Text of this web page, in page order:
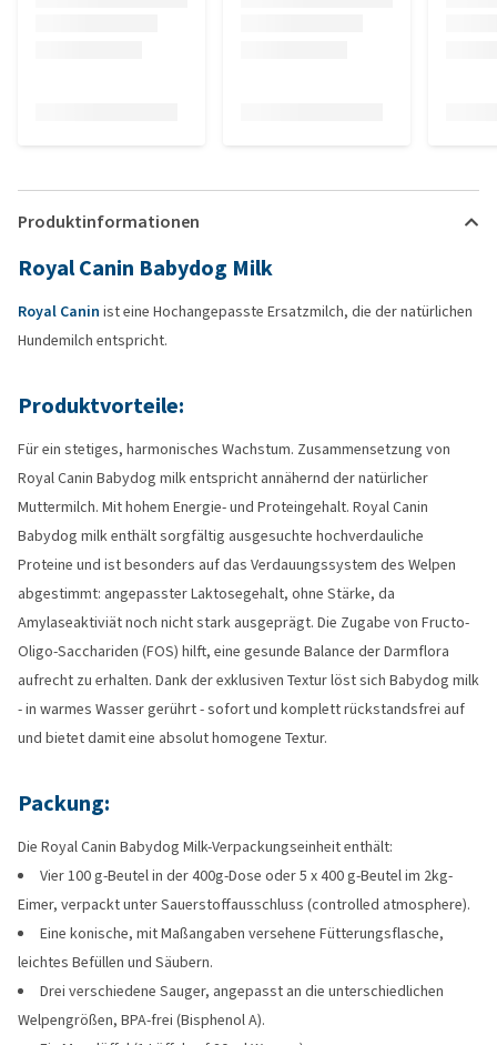
Produktinformationen
Royal Canin Babydog Milk
Royal Canin ist eine Hochangepasste Ersatzmilch, die der natürlichen
Hundemilch entspricht.
Produktvorteile:
Für ein stetiges, harmonisches Wachstum. Zusammensetzung von
Royal Canin Babydog milk entspricht annähernd der natürlicher
Muttermilch. Mit hohem Energie- und Proteingehalt. Royal Canin
Babydog milk enthält sorgfältig ausgesuchte hochverdauliche
Proteine und ist besonders auf das Verdauungssystem des Welpen
abgestimmt: angepasster Laktosegehalt, ohne Stärke, da
Amylaseaktiviät noch nicht stark ausgeprägt. Die Zugabe von Fructo-
Oligo-Sacchariden (FOS) hilft, eine gesunde Balance der Darmflora
aufrecht zu erhalten. Dank der exklusiven Textur löst sich Babydog milk
- in warmes Wasser gerührt - sofort und komplett rückstandsfrei auf
und bietet damit eine absolut homogene Textur.
Packung:
Die Royal Canin Babydog Milk-Verpackungseinheit enthält:
Vier 100 g-Beutel in der 400g-Dose oder 5 x 400 g-Beutel im 2kg-
Eimer, verpackt unter Sauerstoffausschluss (controlled atmosphere).
Eine konische, mit Maßangaben versehene Fütterungsflasche,
leichtes Befüllen und Säubern.
Drei verschiedene Sauger, angepasst an die unterschiedlichen
Welpengrößen, BPA-frei (Bisphenol A).